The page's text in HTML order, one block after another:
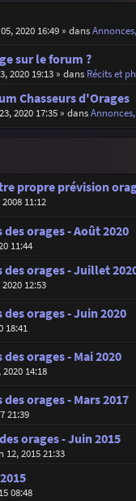
2020 16:49» dans
sur le forum ?
2020 19:13» dans Récits et
Chasseurs d'Orages
2020 17:35» dans
propre prévision
11:12
orages - Août 2020
11:44
orages - Juillet
12:53
orages - Juin 2020
18:41
orages - Mai 2020
14:18
orages - Mars 2017
21:39
orages - Juin 2015
12, 2015 21:33
08:48